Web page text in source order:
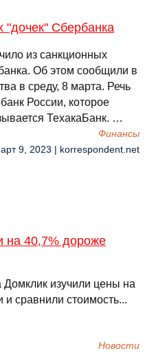
"дочек" Сбербанка
из санкционных
Об этом сообщили в
в среду, 8 марта. Речь
России, которое
ТехакаБанк. …
Финансы
9, 2023 | korrespondent.net
на 40,7% дороже
Домклик изучили цены на
сравнили стоимость...
Новости